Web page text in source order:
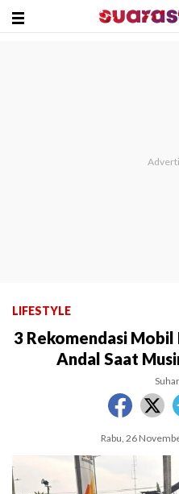
LIFESTYLE
3 Rekomendasi Mobil
Andal Saat
Rabu, 26